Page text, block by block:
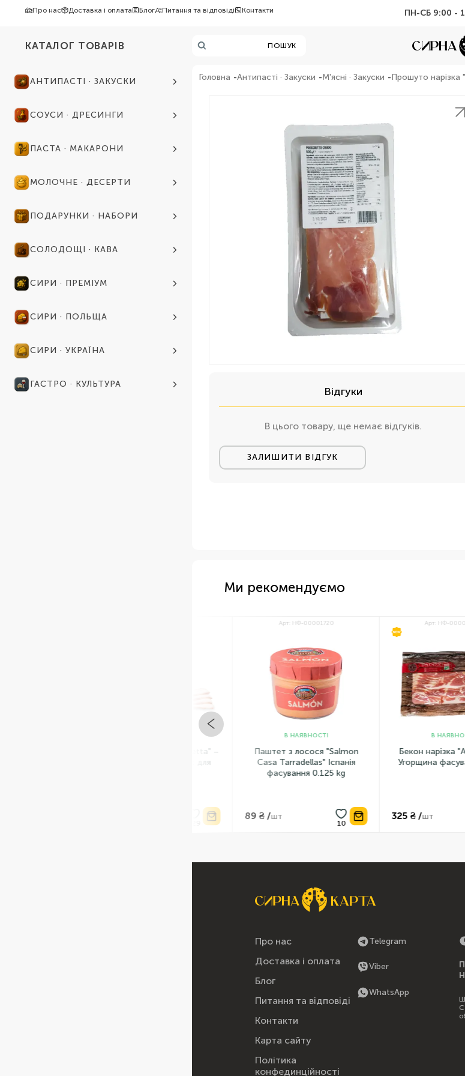
Про нас Доставка і оплата Блог Питання та відповіді Контакти ПН-СБ 9:00 -
КАТАЛОГ ТОВАРІВ ПОШУК
АНТИПАСТІ · ЗАКУСКИ
СОУСИ · ДРЕСИНГИ
ПАСТА · МАКАРОНИ
МОЛОЧНЕ · ДЕСЕРТИ
ПОДАРУНКИ · НАБОРИ
СОЛОДОЩІ · КАВА
СИРИ · ПРЕМІУМ
СИРИ · ПОЛЬЩА
СИРИ · УКРАЇНА
ГАСТРО · КУЛЬТУРА
Головна Антипасті · Закуски М'ясні · Закуски Прошуто нарізка
Відгуки
В цього товару, ще немає відгуків.
ЗАЛИШИТИ ВІДГУК
Ми рекомендуємо
Арт: НФ-00001720
В НАЯВНОСТІ
Паштет з лосося "Salmon
Casa Tarradellas" Іспанія
фасування 0.125 kg
89 ₴ /
НОВИНКА
Арт: НФ-00000330
В НАЯВНОСТІ
Бекон нарізка "Alföldi-
Угорщина фасування 0.5
325 ₴ / шт
Про нас
Доставка і оплата
Блог
Питання та відповіді
Контакти
Карта сайту
Політика
конфединційності
Telegram
Viber
WhatsApp